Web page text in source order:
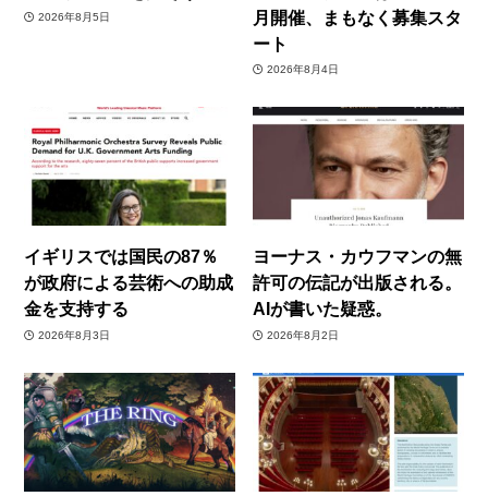
2026年8月5日
月開催、まもなく募集スタ
ート
2026年8月4日
イギリスでは国民の87％
が政府による芸術への助成
金を支持する
2026年8月3日
ヨーナス・カウフマンの無
許可の伝記が出版される。
AIが書いた疑惑。
2026年8月2日